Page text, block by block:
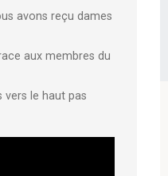
avons reçu dames
aux membres du
vers le haut pas